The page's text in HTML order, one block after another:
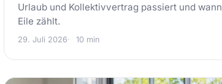
Urlaub und Kollektivvertrag passiert und wann
Eile zählt.
29. Juli 2026 10 min